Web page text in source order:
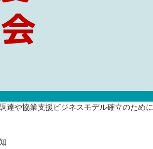
や協業支援ビジネスモデル確立のため